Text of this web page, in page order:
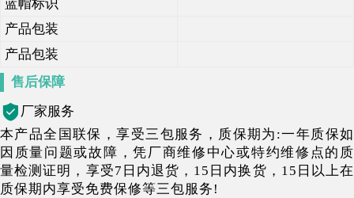
蓝帽标识
产品包装
产品包装
售后保障
厂家服务
本产品全国联保，享受三包服务，质保期为:一年质保如
因质量问题或故障，凭厂商维修中心或特约维修点的质
量检测证明，享受7日内退货，15日内换货，15日以上在
质保期内享受免费保修等三包服务!